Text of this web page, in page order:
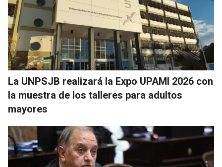
La UNPSJB realizará la Expo UPAMI 2026 con
la muestra de los talleres para adultos
mayores